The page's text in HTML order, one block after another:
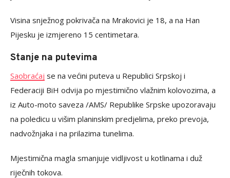
Visina snježnog pokrivača na Mrakovici je 18, a na Han
Pijesku je izmjereno 15 centimetara.
Stanje na putevima
Saobraćaj se na većini puteva u Republici Srpskoj i
Federaciji BiH odvija po mjestimično vlažnim kolovozima, a
iz Auto-moto saveza /AMS/ Republike Srpske upozoravaju
na poledicu u višim planinskim predjelima, preko prevoja,
nadvožnjaka i na prilazima tunelima.
Mjestimična magla smanjuje vidljivost u kotlinama i duž
riječnih tokova.